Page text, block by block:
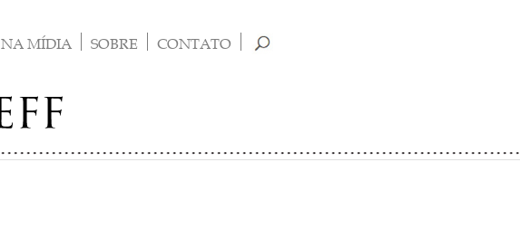
NA MÍDIA SOBRE CONTATO